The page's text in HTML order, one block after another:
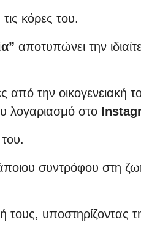
τις κόρες του.
αποτυπώνει την
από την οικογενειακή
λογαριασμό στο
συντρόφου στη
υποστηρίζοντας